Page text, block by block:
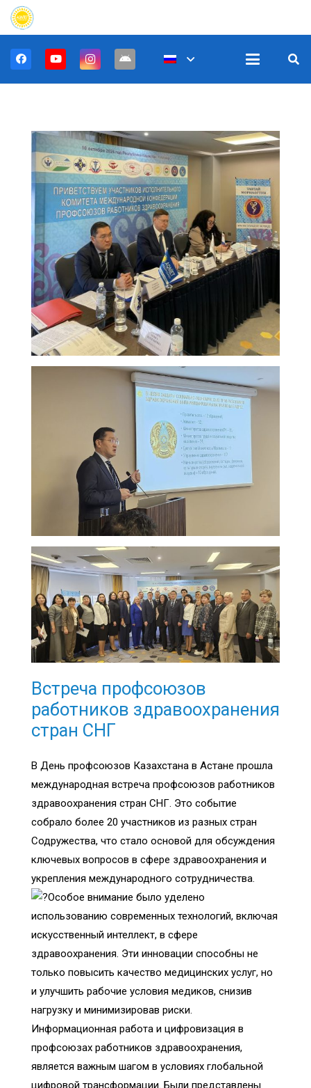
Встреча профсоюзов
работников здравоохранения
стран СНГ
В День профсоюзов Казахстана в Астане прошла
международная встреча профсоюзов работников
здравоохранения стран СНГ. Это событие
собрало более 20 участников из разных стран
Содружества, что стало основой для обсуждения
ключевых вопросов в сфере здравоохранения и
укрепления международного сотрудничества.
Особое внимание было уделено
использованию современных технологий, включая
искусственный интеллект, в сфере
здравоохранения. Эти инновации способны не
только повысить качество медицинских услуг, но
и улучшить рабочие условия медиков, снизив
нагрузку и минимизировав риски.
Информационная работа и цифровизация в
профсоюзах работников здравоохранения,
является важным шагом в условиях глобальной
цифровой трансформации. Были представлены